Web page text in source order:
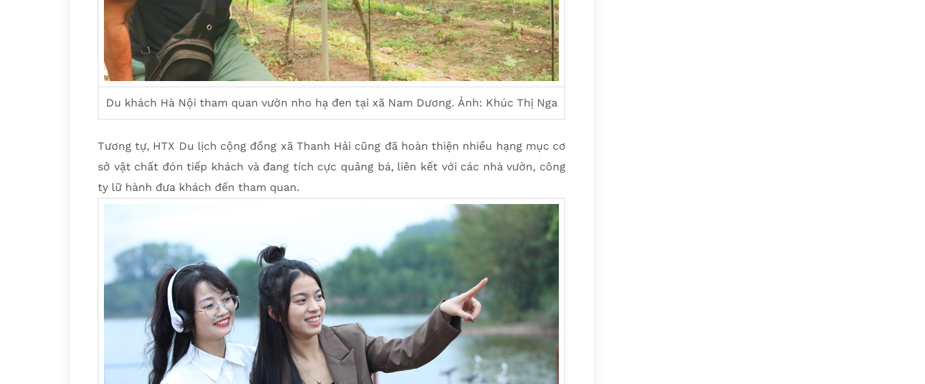
Du khách Hà Nội tham quan vườn nho hạ đen tại xã Nam Dương. Ảnh: Khúc Thị Nga
Tương tự, HTX Du lịch cộng đồng xã Thanh Hải cũng đã hoàn thiện nhiều hạng mục cơ
sở vật chất đón tiếp khách và đang tích cực quảng bá, liên kết với các nhà vườn, công
ty lữ hành đưa khách đến tham quan.